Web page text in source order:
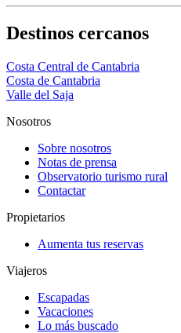
Destinos cercanos
Costa Central de Cantabria
Costa de Cantabria
Valle del Saja
Nosotros
Sobre nosotros
Notas de prensa
Observatorio turismo rural
Contactar
Propietarios
Aumenta tus reservas
Viajeros
Escapadas
Vacaciones
Lo más buscado